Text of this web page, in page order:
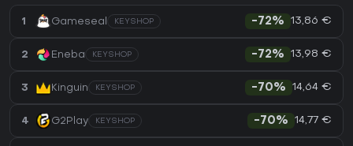
1 Gameseal KEYSHOP -72% 13,86 €
2 Eneba KEYSHOP -72% 13,98 €
3 Kinguin KEYSHOP -70% 14,64 €
4 G2Play KEYSHOP -70% 14,77 €